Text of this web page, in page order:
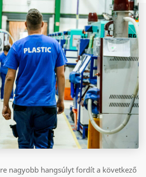
nagyobb hangsúlyt fordít a következő